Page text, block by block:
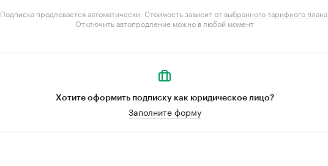
Подписка продлевается автоматически. Стоимость зависит от выбранного тарифного плана.
Отключить автопродление можно в любой момент
Хотите оформить подписку как юридическое лицо?
Заполните форму